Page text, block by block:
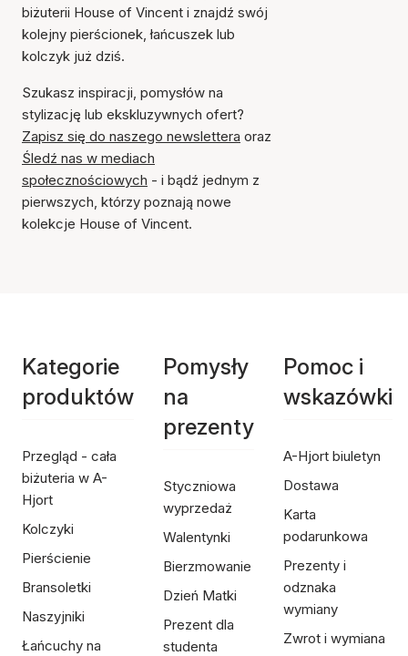
biżuterii House of Vincent i znajdź swój
kolejny pierścionek, łańcuszek lub
kolczyk już dziś.
Szukasz inspiracji, pomysłów na
stylizację lub ekskluzywnych ofert?
Zapisz się do naszego newslettera oraz
Śledź nas w mediach
społecznościowych - i bądź jednym z
pierwszych, którzy poznają nowe
kolekcje House of Vincent.
Kategorie
produktów
Przegląd - cała
biżuteria w A-
Hjort
Kolczyki
Pierścienie
Bransoletki
Naszyjniki
Łańcuchy na
Pomysły
na
prezenty
Styczniowa
wyprzedaż
Walentynki
Bierzmowanie
Dzień Matki
Prezent dla
studenta
Pomoc i
wskazówki
A-Hjort biuletyn
Dostawa
Karta
podarunkowa
Prezenty i
odznaka
wymiany
Zwrot i wymiana